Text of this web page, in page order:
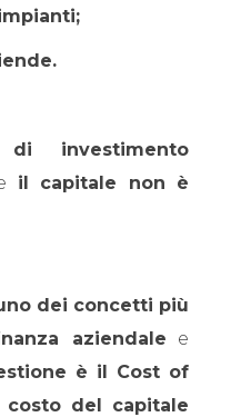
investimento
il capitale non è
dei concetti più
aziendale e
è il Cost of
costo del capitale